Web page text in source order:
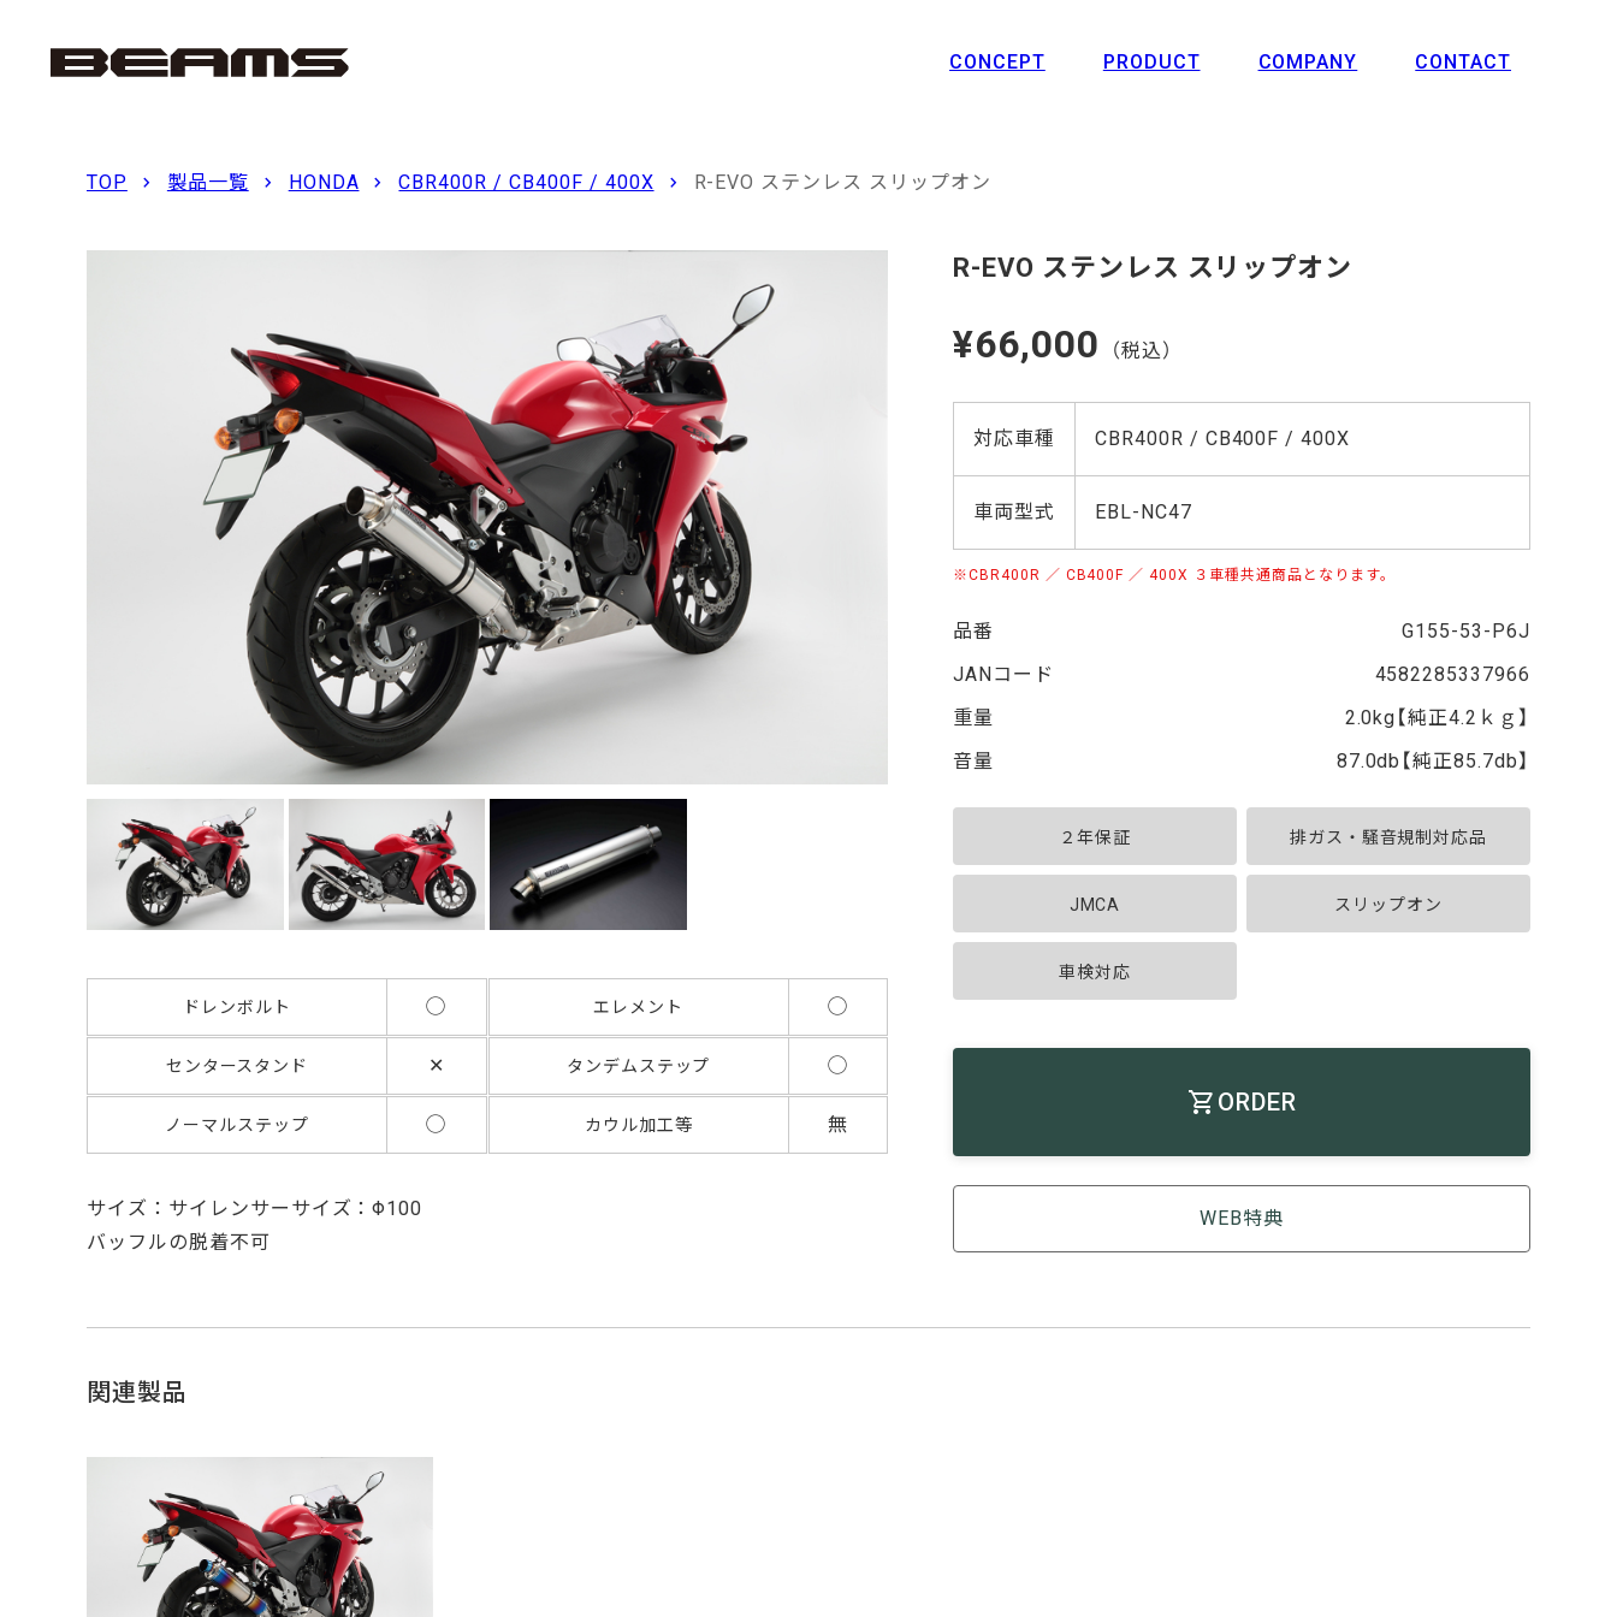
CONCEPT PRODUCT COMPANY CONTACT
TOP 製品一覧 HONDA CBR400R / CB400F / 400X R-EVO ステンレス スリップオン
R-EVO ステンレス スリップオン
¥66,000 （税込）
対応車種 CBR400R / CB400F / 400X
車両型式 EBL-NC47
CBR400R ／ CB400F ／ 400X ３車種共通商品となります。
品番
G155-53-P6J
JANコード
4582285337966
重量
2.0kg【純正4.2ｋｇ】
音量
87.0db【純正85.7db】
２年保証 排ガス・騒音規制対応品
JMCA スリップオン
車検対応
ORDER
WEB特典
ドレンボルト ◯ エレメント ◯
センタースタンド ✕ タンデムステップ ◯
ノーマルステップ ◯ カウル加工等 無
サイズ：サイレンサーサイズ：Φ100
バッフルの脱着不可
関連製品